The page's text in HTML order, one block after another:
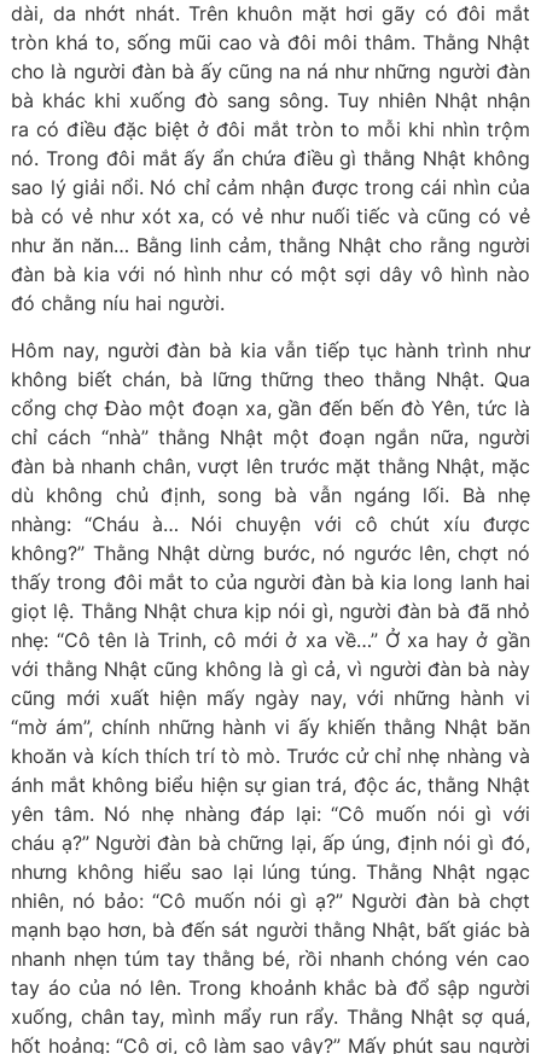
dài, da nhớt nhát. Trên khuôn mặt hơi gãy có đôi mắt
tròn khá to, sống mũi cao và đôi môi thâm. Thằng Nhật
cho là người đàn bà ấy cũng na ná như những người đàn
bà khác khi xuống đò sang sông. Tuy nhiên Nhật nhận
ra có điều đặc biệt ở đôi mắt tròn to mỗi khi nhìn trộm
nó. Trong đôi mắt ấy ẩn chứa điều gì thằng Nhật không
sao lý giải nổi. Nó chỉ cảm nhận được trong cái nhìn của
bà có vẻ như xót xa, có vẻ như nuối tiếc và cũng có vẻ
như ăn năn… Bằng linh cảm, thằng Nhật cho rằng người
đàn bà kia với nó hình như có một sợi dây vô hình nào
đó chằng níu hai người.
Hôm nay, người đàn bà kia vẫn tiếp tục hành trình như
không biết chán, bà lững thững theo thằng Nhật. Qua
cổng chợ Đào một đoạn xa, gần đến bến đò Yên, tức là
chỉ cách “nhà” thằng Nhật một đoạn ngắn nữa, người
đàn bà nhanh chân, vượt lên trước mặt thằng Nhật, mặc
dù không chủ định, song bà vẫn ngáng lối. Bà nhẹ
nhàng: “Cháu à… Nói chuyện với cô chút xíu được
không?” Thằng Nhật dừng bước, nó ngước lên, chợt nó
thấy trong đôi mắt to của người đàn bà kia long lanh hai
giọt lệ. Thằng Nhật chưa kịp nói gì, người đàn bà đã nhỏ
nhẹ: “Cô tên là Trinh, cô mới ở xa về…” Ở xa hay ở gần
với thằng Nhật cũng không là gì cả, vì người đàn bà này
cũng mới xuất hiện mấy ngày nay, với những hành vi
“mờ ám”, chính những hành vi ấy khiến thằng Nhật băn
khoăn và kích thích trí tò mò. Trước cử chỉ nhẹ nhàng và
ánh mắt không biểu hiện sự gian trá, độc ác, thằng Nhật
yên tâm. Nó nhẹ nhàng đáp lại: “Cô muốn nói gì với
cháu ạ?” Người đàn bà chững lại, ấp úng, định nói gì đó,
nhưng không hiểu sao lại lúng túng. Thằng Nhật ngạc
nhiên, nó bảo: “Cô muốn nói gì ạ?” Người đàn bà chợt
mạnh bạo hơn, bà đến sát người thằng Nhật, bất giác bà
nhanh nhẹn túm tay thằng bé, rồi nhanh chóng vén cao
tay áo của nó lên. Trong khoảnh khắc bà đổ sập người
xuống, chân tay, mình mẩy run rẩy. Thằng Nhật sợ quá,
hốt hoảng: “Cô ơi, cô làm sao vậy?” Mấy phút sau người